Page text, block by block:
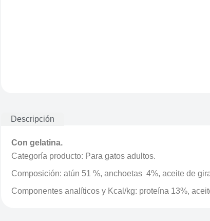
Descripción
Con gelatina.
Categoría producto: Para gatos adultos.
Composición: atún 51 %, anchoetas 4%, aceite de
Componentes analíticos y Kcal/kg: proteína 13%,